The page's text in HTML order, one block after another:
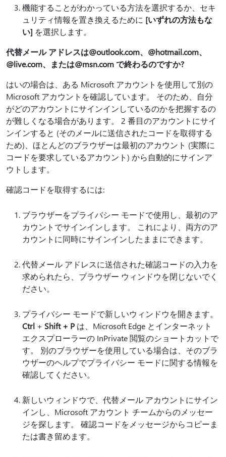
機能することがわかっている方法を選択するか、セキ
ュリティ情報を置き換えるために [いずれの方法もな
い] を選択します。
代替メール アドレスは@outlook.com、 @hotmail.com、
@live.com、または@msn.com で終わるのですか?
はいの場合は、ある Microsoft アカウントを使用して別の
Microsoft アカウントを確認しています。 そのため、自分
がどのアカウントにサインインしているのかを把握するの
が難しくなる場合があります。 2 番目のアカウントにサイ
ンインすると (そのメールに送信されたコードを取得する
ため)、ほとんどのブラウザーは最初のアカウント (実際に
コードを要求しているアカウント) から自動的にサインア
ウトします。
確認コードを取得するには:
ブラウザーをプライバシー モードで使用し、最初のア
カウントでサインインします。 これにより、両方のア
カウントに同時にサインインしたままにできます。
代替メール アドレスに送信された確認コードの入力を
求められたら、ブラウザー ウィンドウを閉じないでく
ださい。
プライバシー モードで新しいウィンドウを開きます。
Ctrl + Shift + P は、Microsoft Edge とインターネット
エクスプローラーの InPrivate 閲覧のショートカットで
す。 別のブラウザーを使用している場合は、そのブラ
ウザーのヘルプでプライバシー モードに関する情報を
確認してください。
新しいウィンドウで、代替メール アカウントにサイン
インし、Microsoft アカウント チームからのメッセー
ジを探します。 確認コードをメッセージからコピーま
たは書き留めます。